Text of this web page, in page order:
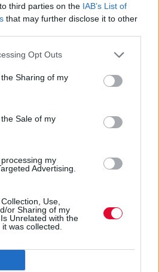
third parties on the IAB’s List of
that may further disclose it to other
Opt Outs
Sharing of my
Sale of my
my
Advertising.
Use,
or Sharing of my
Unrelated with the
was collected.